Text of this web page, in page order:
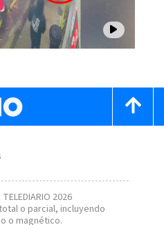
2026
o parcial, incluyendo
o magnético.